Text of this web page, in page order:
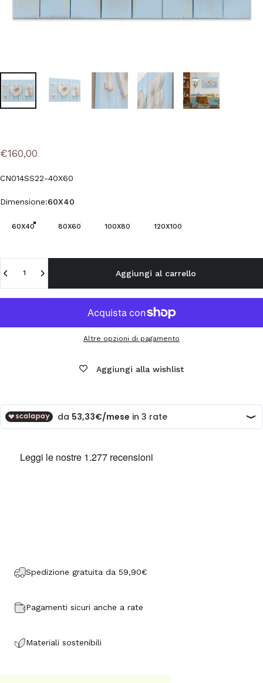
€160,00
CN014SS22-40X60
Dimensione
Dimensione:60X40
60X40 80X60 100X80 120X100
Aggiungi al carrello
Altre opzioni di pagamento
Aggiungi alla wishlist
Spedizione gratuita da 59,90€
Pagamenti sicuri anche a rate
Materiali sostenibili